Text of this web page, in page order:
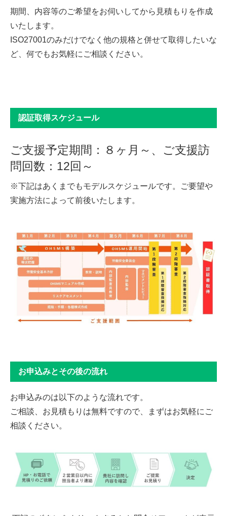
期間、内容等のご希望をお伺いしてから見積もりを作成
いたします。
ISO27001のみだけでなく他の規格と併せて取得したいな
ど、何でもお気軽にご相談ください。
認証取得スケジュール
ご支援予定期間：８ヶ月～、ご支援訪
問回数：12回～
※下記はあくまでもモデルスケジュールです。ご要望や
実施方法によって前後いたします。
お申込みとその後の流れ
お申込みのは以下のような流れです。
ご相談、お見積もりは無料ですので、まずはお気軽にご
相談ください。